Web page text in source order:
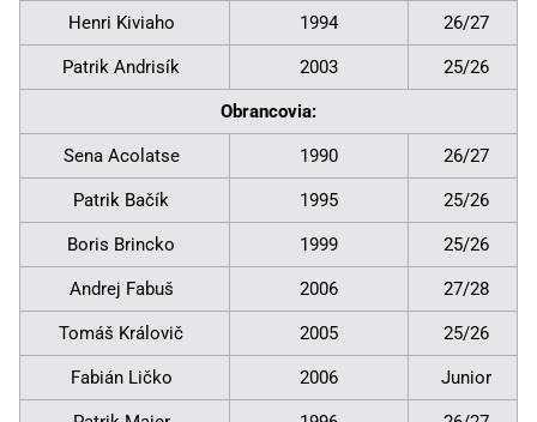
Henri Kiviaho 1994 26/27
Patrik Andrisík 2003 25/26
Obrancovia:
Sena Acolatse 1990 26/27
Patrik Bačík 1995 25/26
Boris Brincko 1999 25/26
Andrej Fabuš 2006 27/28
Tomáš Královič 2005 25/26
Fabián Ličko 2006 Junior